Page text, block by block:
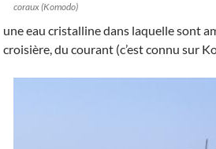
coraux (Komodo)
une eau cristalline dans laquelle sont
croisière, du courant (c’est connu sur